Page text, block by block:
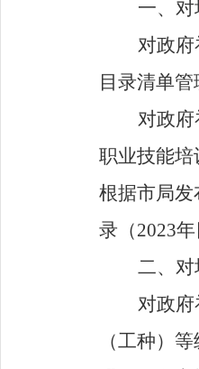
一、
对政
目录清单
对政府
职业技能
根据市局
录（2023
二、
对政
（工种）